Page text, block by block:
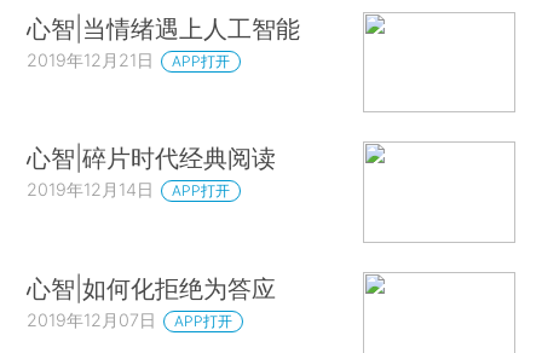
心智|当情绪遇上人工智能
2019年12月21日 APP打开
心智|碎片时代经典阅读
2019年12月14日 APP打开
心智|如何化拒绝为答应
2019年12月07日 APP打开